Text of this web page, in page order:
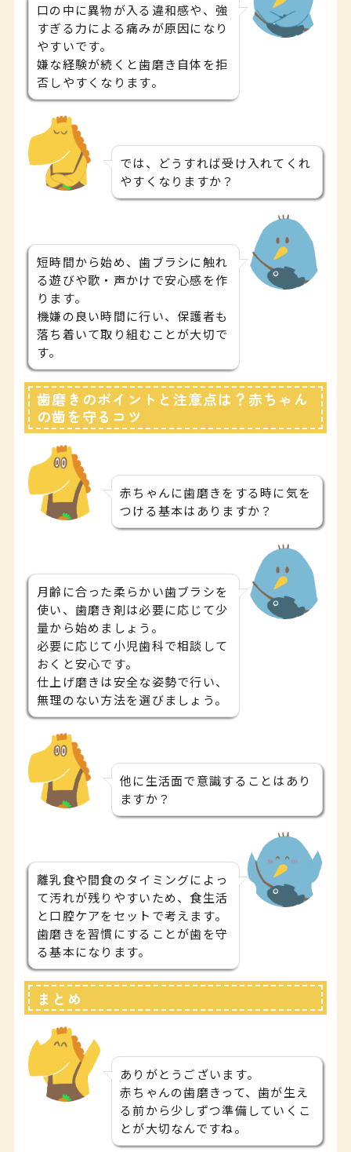
口の中に異物が入る違和感や、強
すぎる力による痛みが原因になり
やすいです。
嫌な経験が続くと歯磨き自体を拒
否しやすくなります。
では、どうすれば受け入れてくれ
やすくなりますか？
短時間から始め、歯ブラシに触れ
る遊びや歌・声かけで安心感を作
ります。
機嫌の良い時間に行い、保護者も
落ち着いて取り組むことが大切で
す。
歯磨きのポイントと注意点は？赤ちゃん
の歯を守るコツ
赤ちゃんに歯磨きをする時に気を
つける基本はありますか？
月齢に合った柔らかい歯ブラシを
使い、歯磨き剤は必要に応じて少
量から始めましょう。
必要に応じて小児歯科で相談して
おくと安心です。
仕上げ磨きは安全な姿勢で行い、
無理のない方法を選びましょう。
他に生活面で意識することはあり
ますか？
離乳食や間食のタイミングによっ
て汚れが残りやすいため、食生活
と口腔ケアをセットで考えます。
歯磨きを習慣にすることが歯を守
る基本になります。
まとめ
ありがとうございます。
赤ちゃんの歯磨きって、歯が生え
る前から少しずつ準備していくこ
とが大切なんですね。